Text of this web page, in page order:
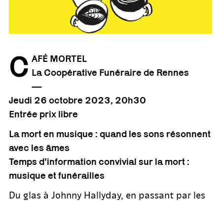
C AFÉ MORTEL
La Coopérative Funéraire de Rennes
—
Jeudi 26 octobre 2023, 20h30
Entrée prix libre
La mort en musique : quand les sons résonnent
avec les âmes
Temps d’information convivial sur la mort :
musique et funérailles
Du glas à Johnny Hallyday, en passant par les